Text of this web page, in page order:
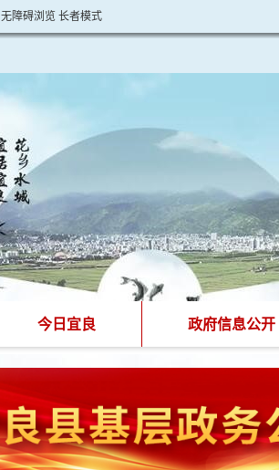
无障碍浏览长者模式
今日宜良 政府信息公开